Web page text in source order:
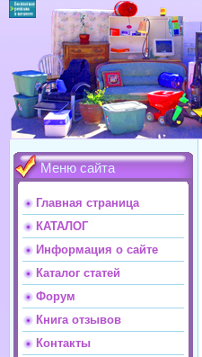
Меню сайта
Главная страница
КАТАЛОГ
Информация о сайте
Каталог статей
Форум
Книга отзывов
Контакты